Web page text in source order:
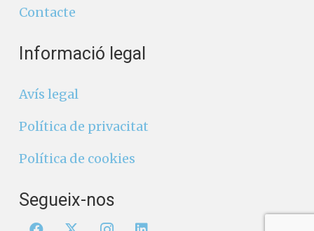
Contacte
Informació legal
Avís legal
Política de privacitat
Política de cookies
Segueix-nos